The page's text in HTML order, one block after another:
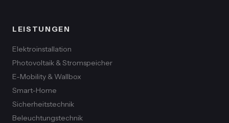
LEISTUNGEN
Elektroinstallation
Photovoltaik & Stromspeicher
E-Mobility & Wallbox
Smart-Home
Sicherheitstechnik
Beleuchtungstechnik